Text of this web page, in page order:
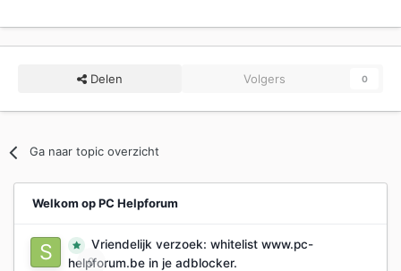
Delen Volgers 0
Ga naar topic overzicht
Welkom op PC Helpforum
0
Vriendelijk verzoek: whitelist www.pc-
helpforum.be in je adblocker.